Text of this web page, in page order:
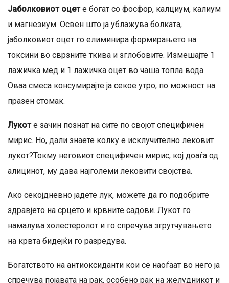
Јаболковиот оцете богат со фосфор, калциум, калиум
и магнезиум. Освен што ја ублажува болката,
јаболковиот оцет го елиминира формирањето на
токсини во сврзните ткива и зглобовите. Измешајте 1
лажичка мед и 1 лажичка оцет во чаша топла вода.
Оваа смеса консумирајте ја секое утро, по можност на
празен стомак.
Лукоте зачин познат на сите по својот специфичен
мирис. Но, дали знаете колку е исклучително лековит
лукот?Токму неговиот специфичен мирис, кој доаѓа од
алицинот, му дава најголеми лековити својства.
Ако секојдневно јадете лук, можете да го подобрите
здравјето на срцето и крвните садови. Лукот го
намалува холестеролот и го спречува згрутчувањето
на крвта бидејќи го разредува.
Богатството на антиоксиданти кои се наоѓаат во него ја
спречува појавата на рак, особено рак на желудникот и